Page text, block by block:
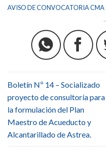
AVISO DE CONVOCATORIA
Boletín Nº 14 – Socializado
proyecto de consultoría para
la formulación del Plan
Maestro de Acueducto y
Alcantarillado de Astrea.